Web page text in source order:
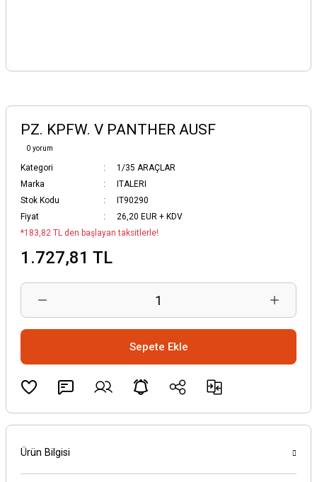
PZ. KPFW. V PANTHER AUSF
0 yorum
Kategori
1/35 ARAÇLAR
Marka
ITALERI
Stok Kodu
IT90290
Fiyat
26,20 EUR + KDV
*183,82 TL den başlayan taksitlerle!
1.727,81 TL
Sepete Ekle
Ürün Bilgisi